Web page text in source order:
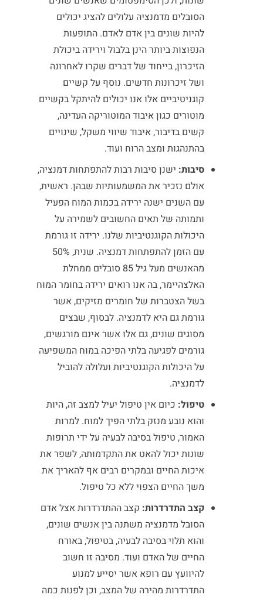
הסובלים מדמנציה עלולים להציג יכולים
להיות שונים בין אדם לאדם. התופעות
הנפוצות ביותר הינן בלבול וירידה ביכולת
הזיכרון, בייחוד של דברים שקרו לאחרונה
ושל זיכרונות חדשים. נוסף על קשיים
קוגניטיביים אלו אנו יכולים להיתקל בקשיים
מוטורים כגון איבוד המוטוריקה העדינה,
קשים בדיבור, איבוד שיווי משקל, שינויים
בהתנהגות ומצב הרוח ועוד.
סיבות: ישנן סיבות רבות להתפתחות דמנציה,
אולם נזכיר את המשמעותיות שבהן. ראשית,
עם השנים ישנה ירידה בכמות המוח הפעיל
ותמותה של תאים החשובים לשמירה על
היכולות הקוגנטיביות שלנו. ירידה זו גורמת
עם הזמן להתפתחות דמנציה. שנית, 50%
מהאנשים מעל גיל 85 סובלים ממחלת
האלצהיימר, בה אנו רואים ירידה בחומר המוח
בשל הצטברות של חומרים מזיקים, אשר
גורמת גם היא לדמנציה. לבסוף, שבצים
מסוגים שונים, גם אלו אשר אינם מורגשים,
גורמים לפגיעה בלתי הפיכה במוח המשפיעה
על היכולות הקוגנטיביות ועלולה להוביל
לדמנציה.
טיפול: כיום אין טיפול יעיל למצב זה, היות
והוא נובע מנזק בלתי הפיך למוח. למרות
האמור, טיפול בסיבה לבעיה על ידי תרופות
שונות יכול להאט את התקדמותה, לשפר את
איכות החיים ובמקרים רבים אף להאריך את
משך החיים הצפוי ללא כל טיפול.
קצב התדרדרות: קצב ההתדרדרות אצל אדם
הסובל מדמנציה משתנה בין אנשים שונים,
והוא תלוי בסיבה לבעיה, בטיפול, באורח
החיים של האדם ועוד. מסיבה זו חשוב
להיוועץ עם רופא אשר יסייע למנוע
התדרדרות מהירה של המצב, וכן לפנות כמה